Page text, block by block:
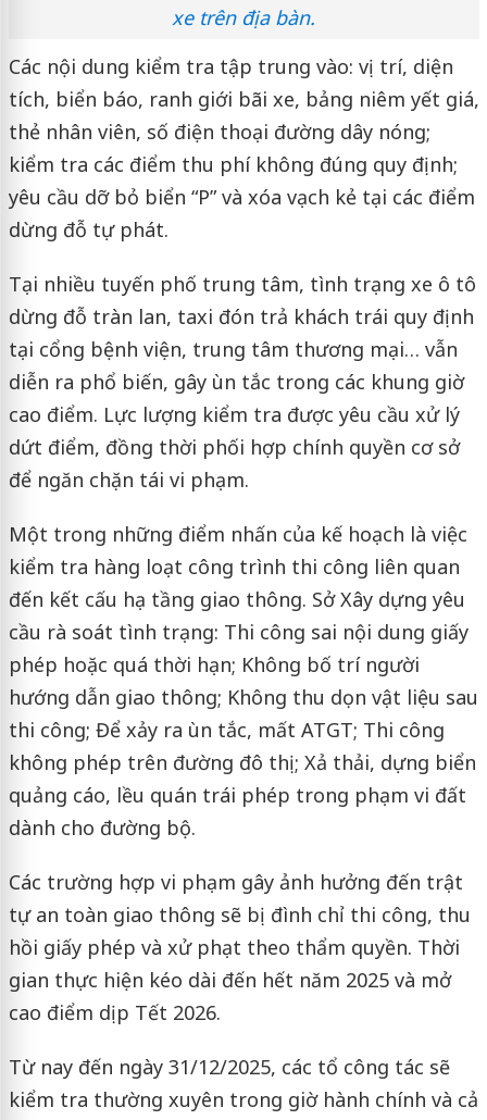
xe trên địa bàn.
Các nội dung kiểm tra tập trung vào: vị trí, diện
tích, biển báo, ranh giới bãi xe, bảng niêm yết giá,
thẻ nhân viên, số điện thoại đường dây nóng;
kiểm tra các điểm thu phí không đúng quy định;
yêu cầu dỡ bỏ biển “P” và xóa vạch kẻ tại các điểm
dừng đỗ tự phát.
Tại nhiều tuyến phố trung tâm, tình trạng xe ô tô
dừng đỗ tràn lan, taxi đón trả khách trái quy định
tại cổng bệnh viện, trung tâm thương mại… vẫn
diễn ra phổ biến, gây ùn tắc trong các khung giờ
cao điểm. Lực lượng kiểm tra được yêu cầu xử lý
dứt điểm, đồng thời phối hợp chính quyền cơ sở
để ngăn chặn tái vi phạm.
Một trong những điểm nhấn của kế hoạch là việc
kiểm tra hàng loạt công trình thi công liên quan
đến kết cấu hạ tầng giao thông. Sở Xây dựng yêu
cầu rà soát tình trạng: Thi công sai nội dung giấy
phép hoặc quá thời hạn; Không bố trí người
hướng dẫn giao thông; Không thu dọn vật liệu sau
thi công; Để xảy ra ùn tắc, mất ATGT; Thi công
không phép trên đường đô thị; Xả thải, dựng biển
quảng cáo, lều quán trái phép trong phạm vi đất
dành cho đường bộ.
Các trường hợp vi phạm gây ảnh hưởng đến trật
tự an toàn giao thông sẽ bị đình chỉ thi công, thu
hồi giấy phép và xử phạt theo thẩm quyền. Thời
gian thực hiện kéo dài đến hết năm 2025 và mở
cao điểm dịp Tết 2026.
Từ nay đến ngày 31/12/2025, các tổ công tác sẽ
kiểm tra thường xuyên trong giờ hành chính và cả